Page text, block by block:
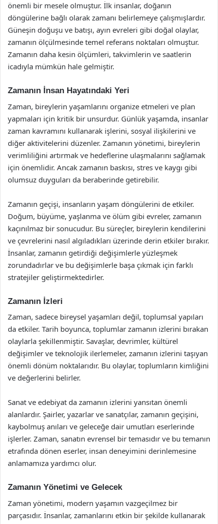
önemli bir mesele olmuştur. İlk insanlar, doğanın
döngülerine bağlı olarak zamanı belirlemeye çalışmışlardır.
Güneşin doğuşu ve batışı, ayın evreleri gibi doğal olaylar,
zamanın ölçülmesinde temel referans noktaları olmuştur.
Zamanın daha kesin ölçümleri, takvimlerin ve saatlerin
icadıyla mümkün hale gelmiştir.
Zamanın İnsan Hayatındaki Yeri
Zaman, bireylerin yaşamlarını organize etmeleri ve plan
yapmaları için kritik bir unsurdur. Günlük yaşamda, insanlar
zaman kavramını kullanarak işlerini, sosyal ilişkilerini ve
diğer aktivitelerini düzenler. Zamanın yönetimi, bireylerin
verimliliğini artırmak ve hedeflerine ulaşmalarını sağlamak
için önemlidir. Ancak zamanın baskısı, stres ve kaygı gibi
olumsuz duyguları da beraberinde getirebilir.
Zamanın geçişi, insanların yaşam döngülerini de etkiler.
Doğum, büyüme, yaşlanma ve ölüm gibi evreler, zamanın
kaçınılmaz bir sonucudur. Bu süreçler, bireylerin kendilerini
ve çevrelerini nasıl algıladıkları üzerinde derin etkiler bırakır.
İnsanlar, zamanın getirdiği değişimlerle yüzleşmek
zorundadırlar ve bu değişimlerle başa çıkmak için farklı
stratejiler geliştirmektedirler.
Zamanın İzleri
Zaman, sadece bireysel yaşamları değil, toplumsal yapıları
da etkiler. Tarih boyunca, toplumlar zamanın izlerini bırakan
olaylarla şekillenmiştir. Savaşlar, devrimler, kültürel
değişimler ve teknolojik ilerlemeler, zamanın izlerini taşıyan
önemli dönüm noktalarıdır. Bu olaylar, toplumların kimliğini
ve değerlerini belirler.
Sanat ve edebiyat da zamanın izlerini yansıtan önemli
alanlardır. Şairler, yazarlar ve sanatçılar, zamanın geçişini,
kaybolmuş anıları ve geleceğe dair umutları eserlerinde
işlerler. Zaman, sanatın evrensel bir temasıdır ve bu temanın
etrafında dönen eserler, insan deneyimini derinlemesine
anlamamıza yardımcı olur.
Zamanın Yönetimi ve Gelecek
Zaman yönetimi, modern yaşamın vazgeçilmez bir
parçasıdır. İnsanlar, zamanlarını etkin bir şekilde kullanarak